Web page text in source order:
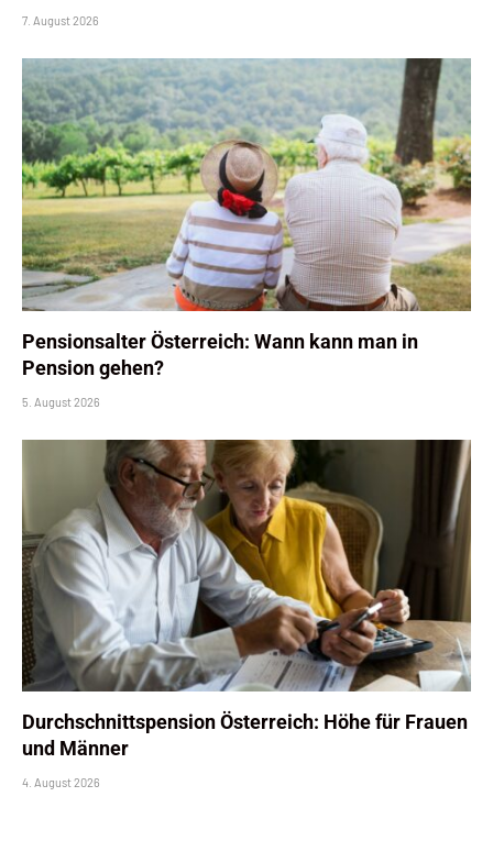
7. August 2026
Pensionsalter Österreich: Wann kann man in
Pension gehen?
5. August 2026
Durchschnittspension Österreich: Höhe für Frauen
und Männer
4. August 2026